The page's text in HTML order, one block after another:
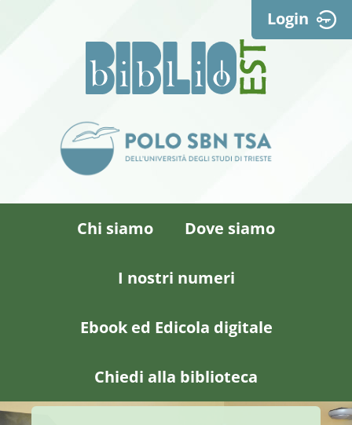
Login
Chi siamo Dove siamo
I nostri numeri
Ebook ed Edicola digitale
Chiedi alla biblioteca